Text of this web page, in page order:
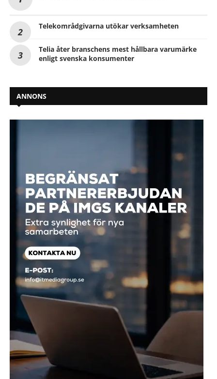
Telekområdgivarna utökar verksamheten
Telia åter branschens mest hållbara varumärke
enligt svenska konsumenter
ANNONS